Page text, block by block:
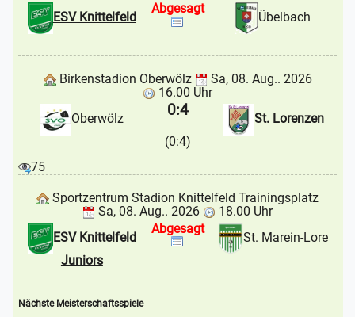
ESV Knittelfeld
Übelbach
Abgesagt
Birkenstadion Oberwölz
Sa, 08. Aug.. 2026
16.00 Uhr
Oberwölz
St. Lorenzen
0:4
(0:4)
75
Sportzentrum Stadion Knittelfeld Trainingsplatz
Sa, 08. Aug.. 2026
18.00 Uhr
ESV Knittelfeld
Juniors
St. Marein-Lore
Abgesagt
Nächste Meisterschaftsspiele